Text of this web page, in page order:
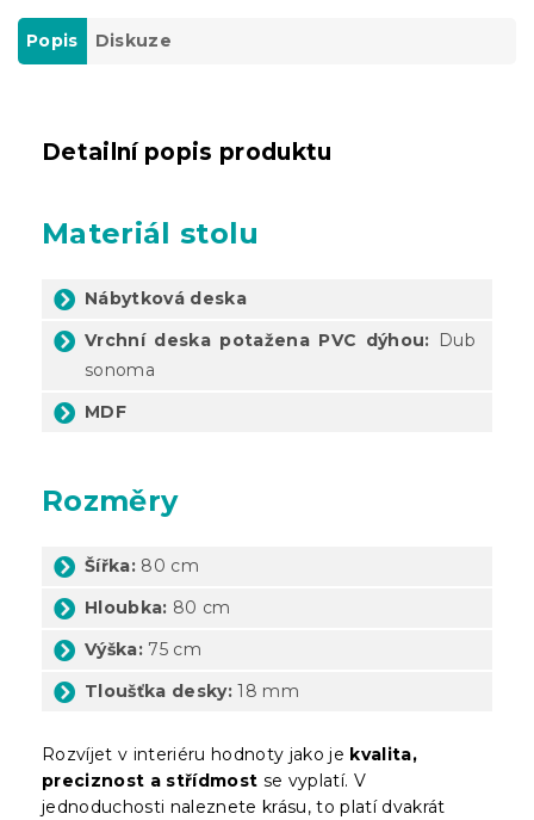
Popis Diskuze
Detailní popis produktu
Materiál stolu
Nábytková deska
Vrchní deska potažena PVC dýhou: Dub
sonoma
MDF
Rozměry
Šířka: 80 cm
Hloubka: 80 cm
Výška: 75 cm
Tloušťka desky: 18 mm
Rozvíjet v interiéru hodnoty jako je kvalita,
preciznost a střídmost se vyplatí. V
jednoduchosti naleznete krásu, to platí dvakrát